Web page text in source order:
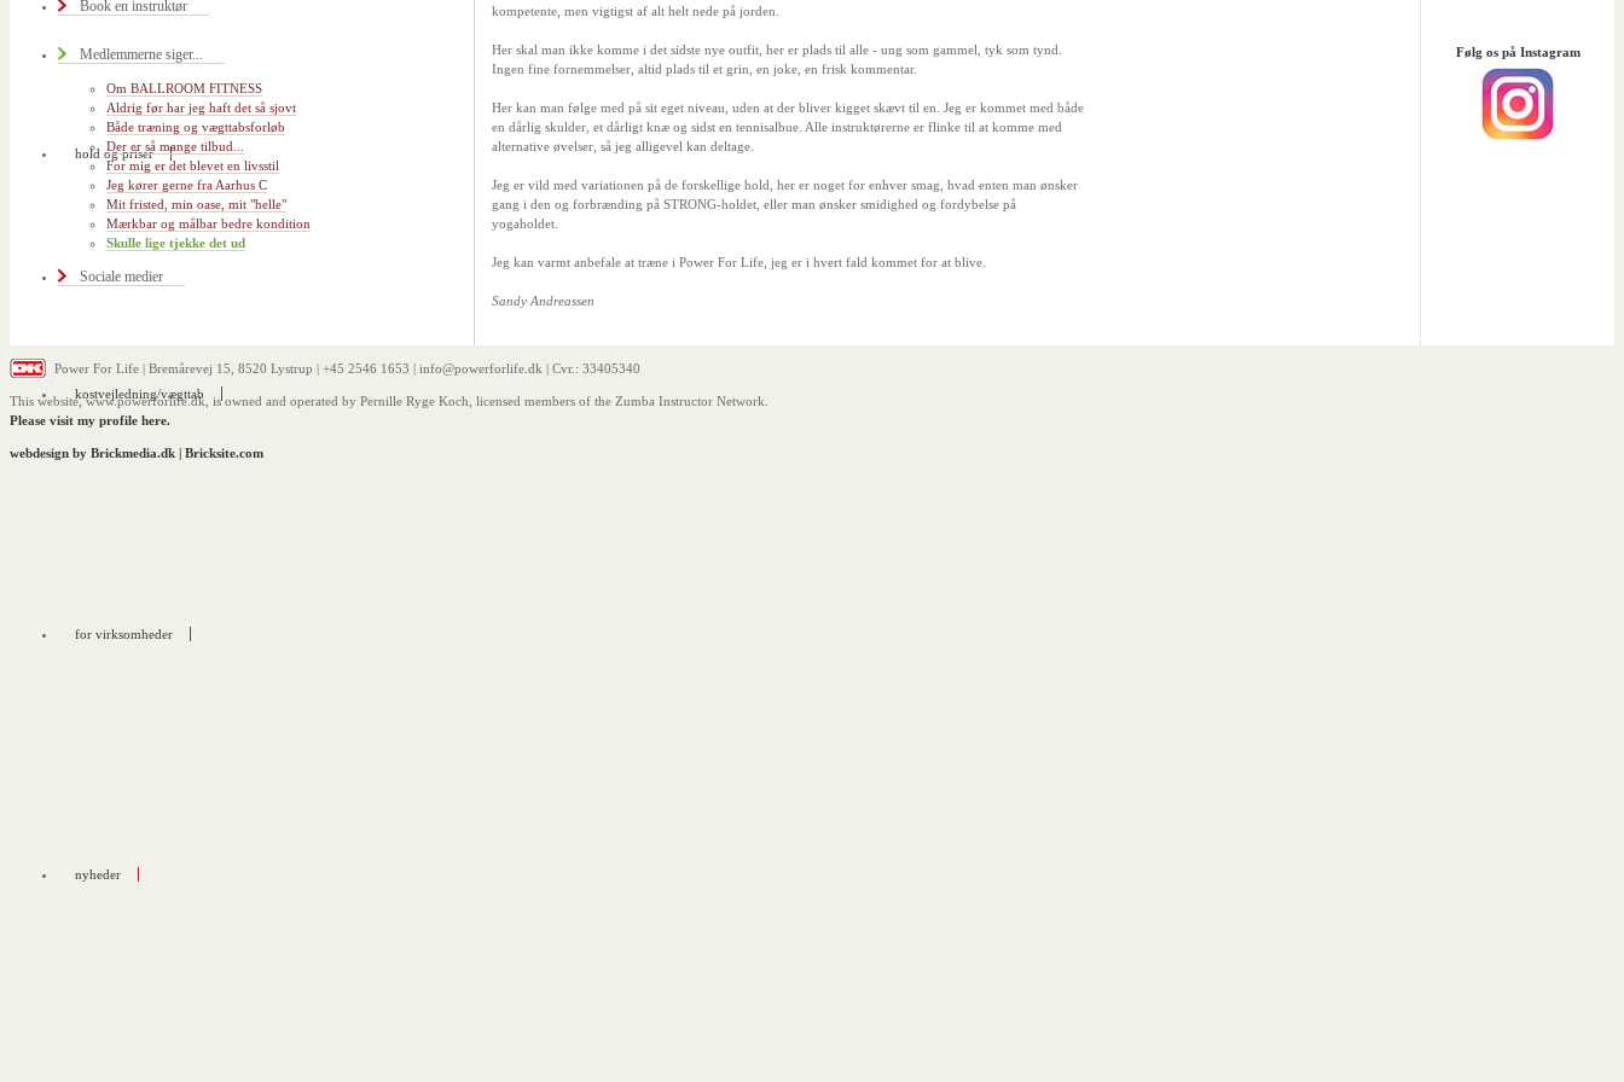
hold og priser
kostvejledning/vægttab
for virksomheder
nyheder
Book en instruktør
Medlemmerne siger...
Om BALLROOM FITNESS
Aldrig før har jeg haft det så sjovt
Både træning og vægttabsforløb
Der er så mange tilbud...
For mig er det blevet en livsstil
Jeg kører gerne fra Aarhus C
Mit fristed, min oase, mit "helle"
Mærkbar og målbar bedre kondition
Skulle lige tjekke det ud
Sociale medier
kompetente, men vigtigst af alt helt nede på jorden.
Her skal man ikke komme i det sidste nye outfit, her er plads til alle - ung som gammel, tyk som tynd.
Ingen fine fornemmelser, altid plads til et grin, en joke, en frisk kommentar.
Her kan man følge med på sit eget niveau, uden at der bliver kigget skævt til en. Jeg er kommet med både
en dårlig skulder, et dårligt knæ og sidst en tennisalbue. Alle instruktørerne er flinke til at komme med
alternative øvelser, så jeg alligevel kan deltage.
Jeg er vild med variationen på de forskellige hold, her er noget for enhver smag, hvad enten man ønsker
gang i den og forbrænding på STRONG-holdet, eller man ønsker smidighed og fordybelse på
yogaholdet.
Jeg kan varmt anbefale at træne i Power For Life, jeg er i hvert fald kommet for at blive.
Sandy Andreassen
Følg os på Instagram
Power For Life | Bremårevej 15, 8520 Lystrup | +45 2546 1653 | info@powerforlife.dk | Cvr.: 33405340
This website, www.powerforlife.dk, is owned and operated by Pernille Ryge Koch, licensed members of the Zumba Instructor Network.
Please visit my profile here.
webdesign by Brickmedia.dk | Bricksite.com